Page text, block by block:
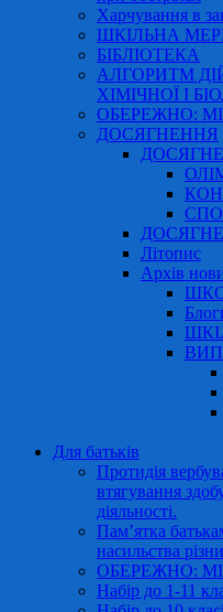
Харчування в
ШКІЛЬНА
БІБЛІОТЕКА
АЛГОРИТМ
ХІМІЧНОЇ І
ОБЕРЕЖНО:
ДОСЯГНЕННЯ
Літопис
Архів
Для батьків
Протидія
втягування
діяльності.
Пам’ятка
насильства
ОБЕРЕЖНО:
Набір до 1-11